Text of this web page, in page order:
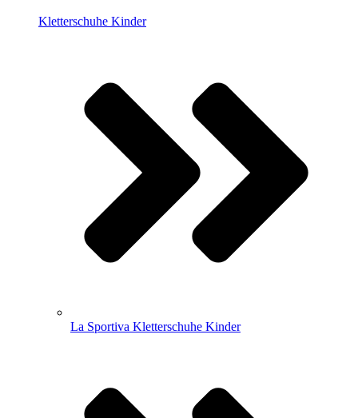
Kletterschuhe Kinder
La Sportiva Kletterschuhe Kinder